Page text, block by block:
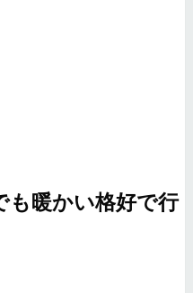
も暖かい格好で行